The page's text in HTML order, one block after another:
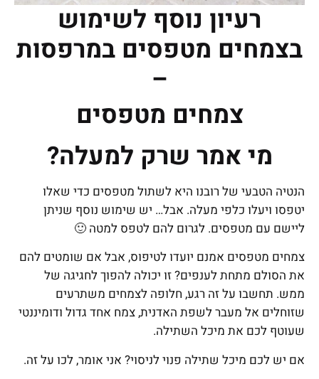
רעיון נוסף לשימוש
בצמחים מטפסים במרפסות
–
צמחים מטפסים
מי אמר שרק למעלה?
הנטיה הטבעי של רובנו היא לשתול מטפסים כדי שאלו
יטפסו ויעלו כלפי מעלה. אבל… יש שימוש נוסף שניתן
ליישם עם מטפסים. לגרום להם לטפס למטה 🙂
צמחים מטפסים אמנם יועדו לטיפוס, אבל אם שומטים להם
את הסולם מתחת לענפים? זו יכולה להפוך לחגיגה של
ממש. תחשבו על זה רגע, חלופה לצמחים משתרעים
שזוחלים אל מעבר לשפת האדנית, צמח אחד גדול ודומיננטי
שעוטף לכם את מיכל השתילה.
אם יש לכם מיכל שתילה פנוי לניסוי? אני אומר, לכו על זה.